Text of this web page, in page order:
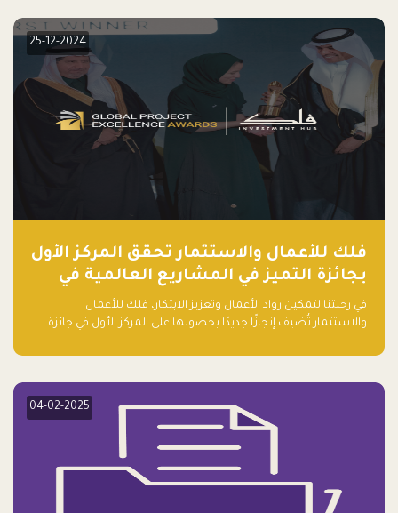
25-12-2024
فلك للأعمال والاستثمار تحقق المركز الأول
بجائزة التميز في المشاريع العالمية في
ريادة الأعمال الصاعدة لعام ٢٠٢٤
في رحلتنا لتمكين رواد الأعمال وتعزيز الابتكار، فلك للأعمال
والاستثمار تُضيف إنجازًا جديدًا بحصولها على المركز الأول في جائزة
04-02-2025